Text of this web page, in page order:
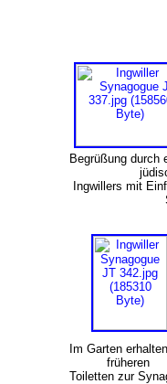
Begrüßung durch
Ingwillers mit
Im Garten
früheren
Toiletten zur